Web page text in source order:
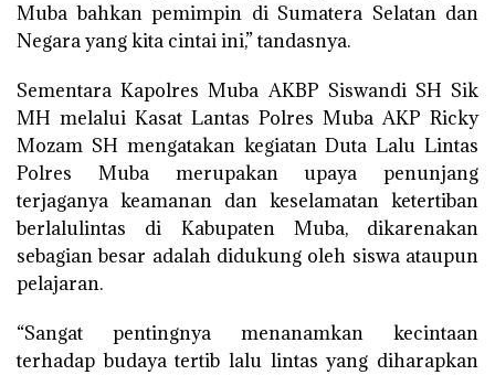
Muba bahkan pemimpin di Sumatera Selatan dan
Negara yang kita cintai ini,” tandasnya.
Sementara Kapolres Muba AKBP Siswandi SH Sik
MH melalui Kasat Lantas Polres Muba AKP Ricky
Mozam SH mengatakan kegiatan Duta Lalu Lintas
Polres Muba merupakan upaya penunjang
terjaganya keamanan dan keselamatan ketertiban
berlalulintas di Kabupaten Muba, dikarenakan
sebagian besar adalah didukung oleh siswa ataupun
pelajaran.
“Sangat pentingnya menanamkan kecintaan
terhadap budaya tertib lalu lintas yang diharapkan